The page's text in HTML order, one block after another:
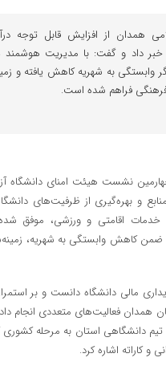
همدان از افزایش قابل توجه
خبر داد و گفت: با مدیریت هوشمند
وابستگی به شهریه کاهش یافته و
فراهم شده است.
نشست هیئت امنای دانشگاه
و بهره‌گیری از ظرفیت‌های
خدمات اقامتی و ورزشی، موفق
این درآمدها ضمن کاهش وابستگی به شهریه،
مالی دانشگاه دانست و بر
همدان فعالیت‌های متعددی انجام
از جمله آنها می‌توان به برگزاری جشنواره ملی «مشق انتظار»، صعود ۲۰ تیم دانشگاهی
کاراته اشاره کرد.